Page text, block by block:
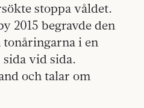
stoppa våldet.
2015 begravde den
i en
sida vid sida.
och talar om